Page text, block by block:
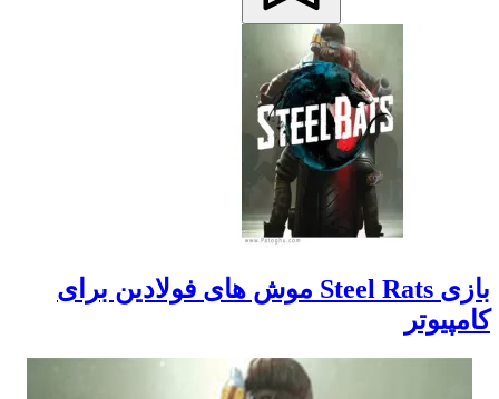
بازی Steel Rats موش های فولادین برای
کامپیوتر